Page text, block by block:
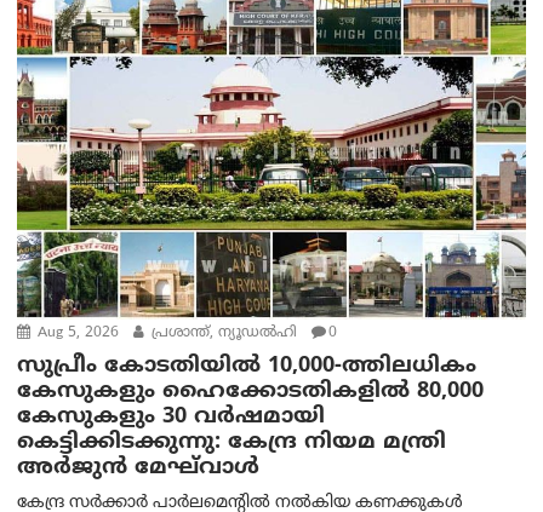
Aug 5, 2026 പ്രശാന്ത്, ന്യൂഡല്‍ഹി 0
സുപ്രീം കോടതിയിൽ 10,000-ത്തിലധികം
കേസുകളും ഹൈക്കോടതികളിൽ 80,000
കേസുകളും 30 വർഷമായി
കെട്ടിക്കിടക്കുന്നു: കേന്ദ്ര നിയമ മന്ത്രി
അര്‍ജുന്‍ മേഘ്‌വാള്‍
കേന്ദ്ര സർക്കാർ പാർലമെന്റിൽ നൽകിയ കണക്കുകൾ